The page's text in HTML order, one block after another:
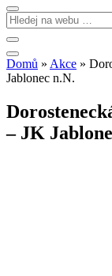
Domů » Akce »
Jablonec n.N.
– JK